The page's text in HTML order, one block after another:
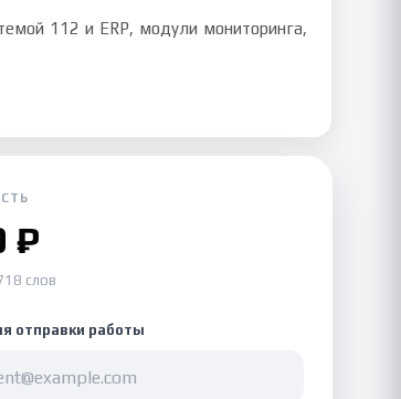
112 и ERP, модули мониторинга,
₽
слов
отправки работы